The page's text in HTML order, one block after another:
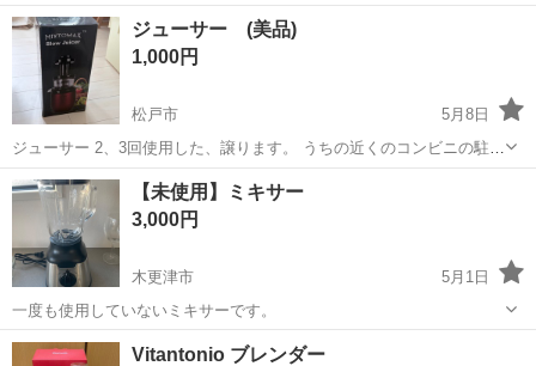
て揃っています。 また綺麗な状態なのでまだまだ使えます。
千葉 匝瑳市 八日市場駅 キッチン家電
ジューサー (美品)
1,000円
松戸市
5月8日
ジューサー 2、3回使用した、譲ります。 うちの近くのコンビニの駐車
場で待ち合わせになります。ファミリーマート松戸幸谷店: 千葉県松戸
市幸谷1507-22です
千葉 松戸市 キッチン家電 ジューサー
【未使用】ミキサー
3,000円
木更津市
5月1日
一度も使用していないミキサーです。
千葉 木更津市 キッチン家電 ミキサー
Vitantonio ブレンダー